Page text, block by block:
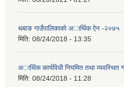
थबाङ गाउँपालिकाकाे अार्थिक ऐन -२०७५
मिति: 08/24/2018 - 13:35
अार्थिक कार्यविधी नियमित तथा
मिति: 08/24/2018 - 11:28